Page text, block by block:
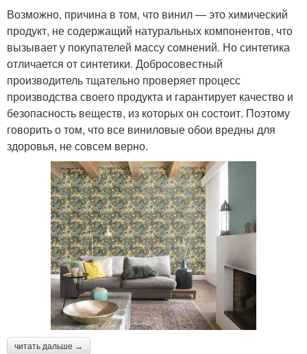
Возможно, причина в том, что винил — это химический
продукт, не содержащий натуральных компонентов, что
вызывает у покупателей массу сомнений. Но синтетика
отличается от синтетики. Добросовестный
производитель тщательно проверяет процесс
производства своего продукта и гарантирует качество и
безопасность веществ, из которых он состоит. Поэтому
говорить о том, что все виниловые обои вредны для
здоровья, не совсем верно.
читать дальше →